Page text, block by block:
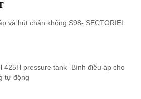
và hút chân không S98- SECTORIEL
425H pressure tank- Bình điều áp cho
tự động